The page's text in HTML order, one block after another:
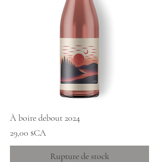
À boire debout 2024
Prix
29,00 $CA
Rupture de stock